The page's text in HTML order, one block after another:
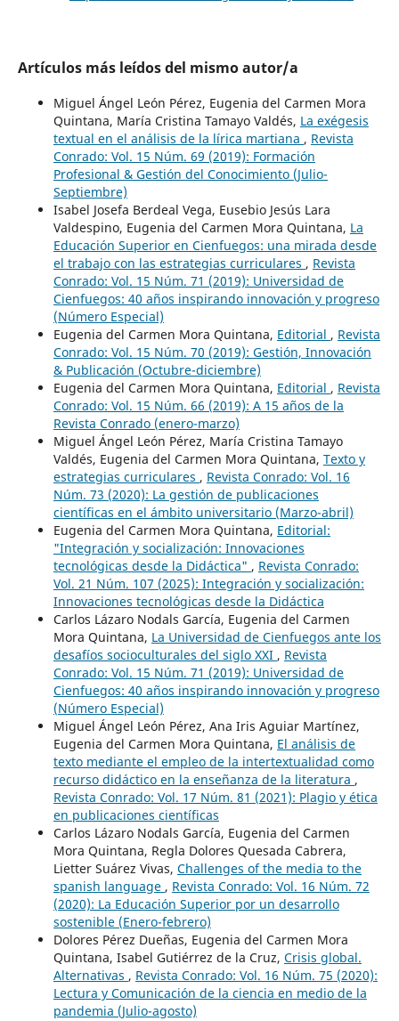
Artículos más leídos del mismo autor/a
Miguel Ángel León Pérez, Eugenia del Carmen Mora
Quintana, María Cristina Tamayo Valdés, La exégesis
textual en el análisis de la lírica martiana , Revista
Conrado: Vol. 15 Núm. 69 (2019): Formación
Profesional & Gestión del Conocimiento (Julio-
Septiembre)
Isabel Josefa Berdeal Vega, Eusebio Jesús Lara
Valdespino, Eugenia del Carmen Mora Quintana, La
Educación Superior en Cienfuegos: una mirada desde
el trabajo con las estrategias curriculares , Revista
Conrado: Vol. 15 Núm. 71 (2019): Universidad de
Cienfuegos: 40 años inspirando innovación y progreso
(Número Especial)
Eugenia del Carmen Mora Quintana, Editorial , Revista
Conrado: Vol. 15 Núm. 70 (2019): Gestión, Innovación
& Publicación (Octubre-diciembre)
Eugenia del Carmen Mora Quintana, Editorial , Revista
Conrado: Vol. 15 Núm. 66 (2019): A 15 años de la
Revista Conrado (enero-marzo)
Miguel Ángel León Pérez, María Cristina Tamayo
Valdés, Eugenia del Carmen Mora Quintana, Texto y
estrategias curriculares , Revista Conrado: Vol. 16
Núm. 73 (2020): La gestión de publicaciones
científicas en el ámbito universitario (Marzo-abril)
Eugenia del Carmen Mora Quintana, Editorial:
"Integración y socialización: Innovaciones
tecnológicas desde la Didáctica" , Revista Conrado:
Vol. 21 Núm. 107 (2025): Integración y socialización:
Innovaciones tecnológicas desde la Didáctica
Carlos Lázaro Nodals García, Eugenia del Carmen
Mora Quintana, La Universidad de Cienfuegos ante los
desafíos socioculturales del siglo XXI , Revista
Conrado: Vol. 15 Núm. 71 (2019): Universidad de
Cienfuegos: 40 años inspirando innovación y progreso
(Número Especial)
Miguel Ángel León Pérez, Ana Iris Aguiar Martínez,
Eugenia del Carmen Mora Quintana, El análisis de
texto mediante el empleo de la intertextualidad como
recurso didáctico en la enseñanza de la literatura ,
Revista Conrado: Vol. 17 Núm. 81 (2021): Plagio y ética
en publicaciones científicas
Carlos Lázaro Nodals García, Eugenia del Carmen
Mora Quintana, Regla Dolores Quesada Cabrera,
Lietter Suárez Vivas, Challenges of the media to the
spanish language , Revista Conrado: Vol. 16 Núm. 72
(2020): La Educación Superior por un desarrollo
sostenible (Enero-febrero)
Dolores Pérez Dueñas, Eugenia del Carmen Mora
Quintana, Isabel Gutiérrez de la Cruz, Crisis global.
Alternativas , Revista Conrado: Vol. 16 Núm. 75 (2020):
Lectura y Comunicación de la ciencia en medio de la
pandemia (Julio-agosto)